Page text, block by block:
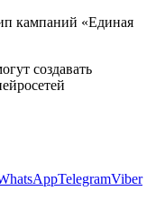
кампаний «Единая
создавать
TelegramViber